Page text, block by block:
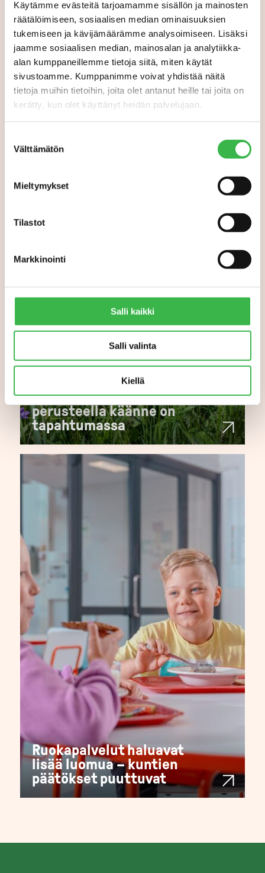
Käytämme evästeitä tarjoamamme sisällön ja mainosten
räätälöimiseen, sosiaalisen median ominaisuuksien
tukemiseen ja kävijämäärämme analysoimiseen. Lisäksi
jaamme sosiaalisen median, mainosalan ja analytiikka-
alan kumppaneillemme tietoja siitä, miten käytät
sivustoamme. Kumppanimme voivat yhdistää näitä
tietoja muihin tietoihin, joita olet antanut heille tai joita on
kerätty, kun olet käyttänyt heidän palvelujaan.
valinta
Välttämätön
Mieltymykset
Tilastot
Markkinointi
Salli kaikki
Salli valinta
Kiellä
LUOMUMANSIKKATILAT 2026:
Luomumansikka on
kuluttajien suosikki –
sadosta on tulossa hyvä
Joko luomu lähti uuteen
kasvuun? Tilastojen
perusteella käänne on
tapahtumassa
Ruokapalvelut haluavat
lisää luomua – kuntien
päätökset puuttuvat